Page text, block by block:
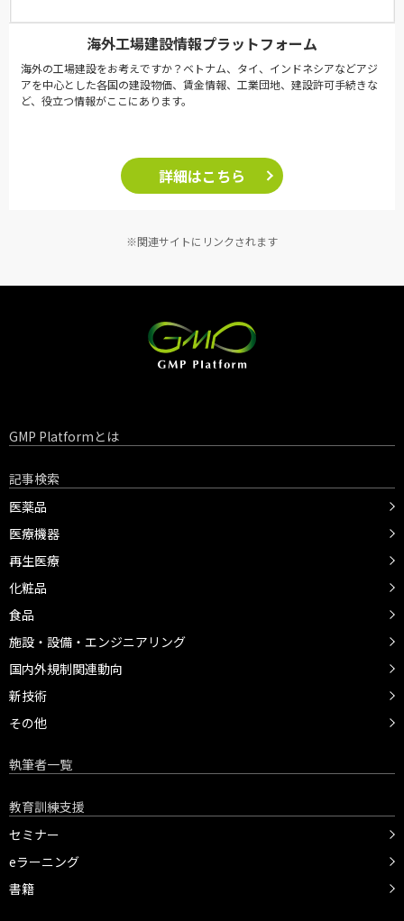
海外工場建設情報プラットフォーム
海外の工場建設をお考えですか？ベトナム、タイ、インドネシアなどアジ
アを中心とした各国の建設物価、賃金情報、工業団地、建設許可手続きな
ど、役立つ情報がここにあります。
詳細はこちら
※関連サイトにリンクされます
GMP Platformとは
記事検索
医薬品
医療機器
再生医療
化粧品
食品
施設・設備・エンジニアリング
国内外規制関連動向
新技術
その他
執筆者一覧
教育訓練支援
セミナー
eラーニング
書籍